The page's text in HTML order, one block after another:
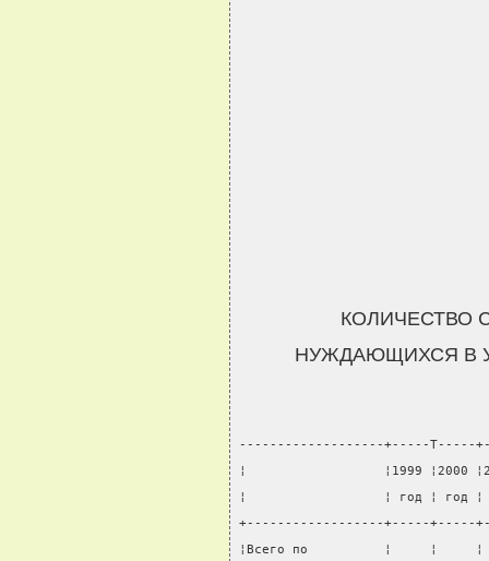
КОЛИЧЕСТВО
НУЖДАЮЩИХСЯ В
-------------------+-----T-----
¦                  ¦1999 ¦2000
¦                  ¦ год ¦ год ¦
+------------------+-----+-----
¦Всего по          ¦     ¦